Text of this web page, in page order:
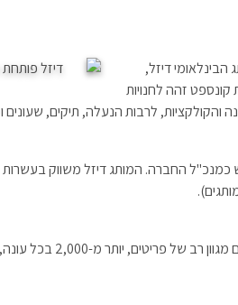
של המותג הבינלאומי דיזל,
זהה לחנויות
והקולקציות, לרבות הנעלה, תיקים, שעונים
כמנכ"ל החברה. המותג דיזל משווק
בשנים האחרונות הפך דיזל ממותג